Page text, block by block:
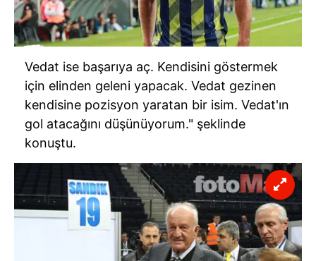
Vedat ise başarıya aç. Kendisini göstermek
için elinden geleni yapacak. Vedat gezinen
kendisine pozisyon yaratan bir isim. Vedat'ın
gol atacağını düşünüyorum." şeklinde
konuştu.